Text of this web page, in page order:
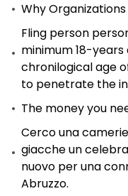
Why
Fling person
minimum 18-
chronilogical age
to penetrate the
The money you
Cerco una
giacche un
nuovo per una
Abruzzo.